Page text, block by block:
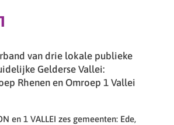
van drie lokale publieke
Gelderse Vallei:
Rhenen en Omroep 1 Vallei
en 1 VALLEI zes gemeenten: Ede,